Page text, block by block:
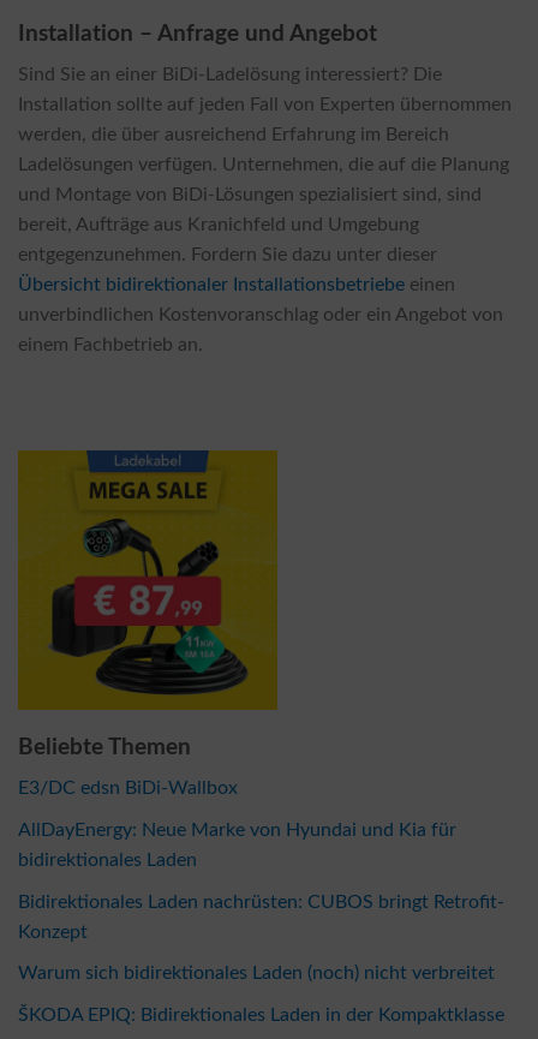
Installation – Anfrage und Angebot
Sind Sie an einer BiDi-Ladelösung interessiert? Die
Installation sollte auf jeden Fall von Experten übernommen
werden, die über ausreichend Erfahrung im Bereich
Ladelösungen verfügen. Unternehmen, die auf die Planung
und Montage von BiDi-Lösungen spezialisiert sind, sind
bereit, Aufträge aus Kranichfeld und Umgebung
entgegenzunehmen. Fordern Sie dazu unter dieser
Übersicht bidirektionaler Installationsbetriebe einen
unverbindlichen Kostenvoranschlag oder ein Angebot von
einem Fachbetrieb an.
Beliebte Themen
E3/DC edsn BiDi-Wallbox
AllDayEnergy: Neue Marke von Hyundai und Kia für
bidirektionales Laden
Bidirektionales Laden nachrüsten: CUBOS bringt Retrofit-
Konzept
Warum sich bidirektionales Laden (noch) nicht verbreitet
ŠKODA EPIQ: Bidirektionales Laden in der Kompaktklasse